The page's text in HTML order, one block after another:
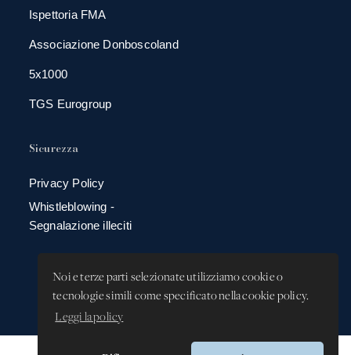
Noi e terze parti selezionate utilizziamo cookie o
tecnologie simili come specificato nella cookie policy.
Leggi la policy
Ispettoria FMA
Associazione Donboscoland
5x1000
TGS Eurogroup
Sicurezza
Privacy Policy
Whistleblowing -
Segnalazione illeciti